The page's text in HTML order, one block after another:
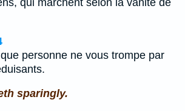
qui marchent selon la vanité de
personne ne vous trompe par
sparingly.